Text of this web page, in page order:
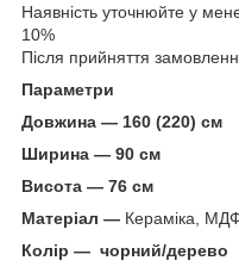
Наявність уточнюйте у
10%
Після прийняття
Параметри
Довжина — 160 (220) см
Ширина — 90 см
Висота — 76 см
Матеріал — Кераміка,
Колір — чорний/дерево